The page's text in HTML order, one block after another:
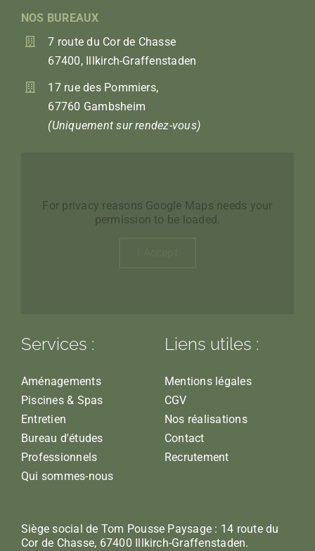
NOS BUREAUX
7 route du Cor de Chasse
67400, Illkirch-Graffenstaden
17 rue des Pommiers,
67760 Gambsheim
(Uniquement sur rendez-vous)
For privacy reasons Google Maps needs your
permission to be loaded.
Services :
Aménagements
Piscines & Spas
Entretien
Bureau d'études
Professionnels
Qui sommes-nous
Liens utiles :
Mentions légales
CGV
Nos réalisations
Contact
Recrutement
Siège social de Tom Pousse Paysage : 14 route du
Cor de Chasse, 67400 Illkirch-Graffenstaden.